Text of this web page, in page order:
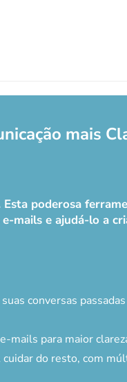
mais
poderosa
mails e ajudá-lo a
conversas
mails para maior
cuidar do resto, com